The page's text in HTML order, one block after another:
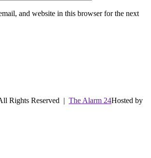
and website in this browser for the next
Rights Reserved | The Alarm 24Hosted by